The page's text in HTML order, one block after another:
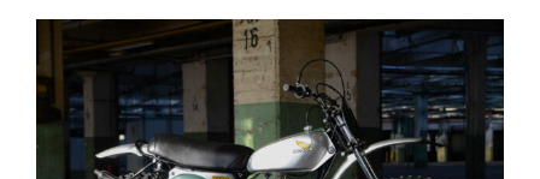
Zeige
grösseres
Bild